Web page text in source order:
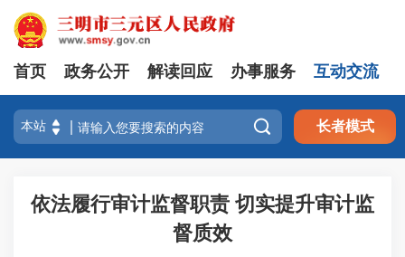
首页 政务公开 解读回应 办事服务 互动交流
 长者模式
依法履行审计监督职责 切实提升审计监
督质效